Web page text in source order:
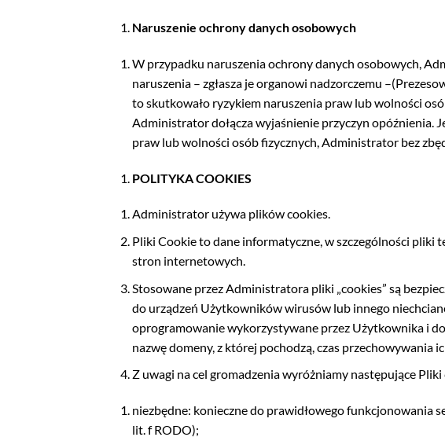
Naruszenie ochrony danych osobowych
W przypadku naruszenia ochrony danych osobowych,
naruszenia – zgłasza je organowi nadzorczemu
to skutkowało ryzykiem naruszenia praw lub wolności
Administrator dołącza wyjaśnienie przyczyn opóźnienia.
praw lub wolności osób fizycznych, Administrator bez
POLITYKA COOKIES
Administrator używa plików cookies.
Pliki Cookie to dane informatyczne, w szczególności
stron internetowych.
Stosowane przez Administratora pliki „cookies” są
do urządzeń Użytkowników wirusów lub innego
oprogramowanie wykorzystywane przez Użytkownika i
nazwę domeny, z której pochodzą, czas przechowywania
Z uwagi na cel gromadzenia wyróżniamy następujące Pliki
niezbędne: konieczne do prawidłowego
lit. f RODO);